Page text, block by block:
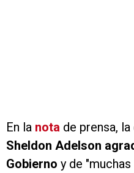
En la nota de prensa,
Sheldon Adelson
Gobierno y de